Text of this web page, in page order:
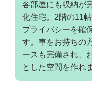
各部屋にも収納が
化住宅。2階の11
プライバシーを確
す。車をお持ちの
ースも完備され、
とした空間を作れ